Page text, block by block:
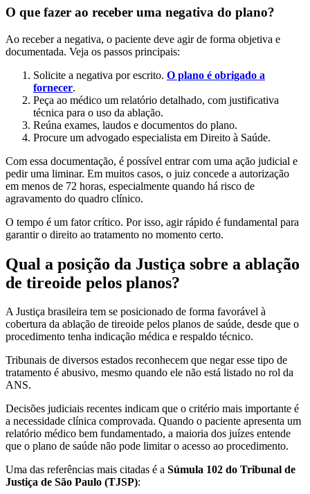
O que fazer ao receber uma negativa do plano?
Ao receber a negativa, o paciente deve agir de forma objetiva e
documentada. Veja os passos principais:
Solicite a negativa por escrito. O plano é obrigado a
fornecer.
Peça ao médico um relatório detalhado, com justificativa
técnica para o uso da ablação.
Reúna exames, laudos e documentos do plano.
Procure um advogado especialista em Direito à Saúde.
Com essa documentação, é possível entrar com uma ação judicial e
pedir uma liminar. Em muitos casos, o juiz concede a autorização
em menos de 72 horas, especialmente quando há risco de
agravamento do quadro clínico.
O tempo é um fator crítico. Por isso, agir rápido é fundamental para
garantir o direito ao tratamento no momento certo.
Qual a posição da Justiça sobre a ablação
de tireoide pelos planos?
A Justiça brasileira tem se posicionado de forma favorável à
cobertura da ablação de tireoide pelos planos de saúde, desde que o
procedimento tenha indicação médica e respaldo técnico.
Tribunais de diversos estados reconhecem que negar esse tipo de
tratamento é abusivo, mesmo quando ele não está listado no rol da
ANS.
Decisões judiciais recentes indicam que o critério mais importante é
a necessidade clínica comprovada. Quando o paciente apresenta um
relatório médico bem fundamentado, a maioria dos juízes entende
que o plano de saúde não pode limitar o acesso ao procedimento.
Uma das referências mais citadas é a Súmula 102 do Tribunal de
Justiça de São Paulo (TJSP):